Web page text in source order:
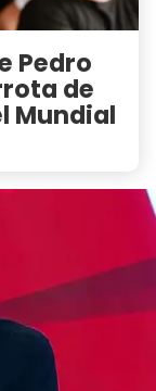
Pedro
de
Mundial